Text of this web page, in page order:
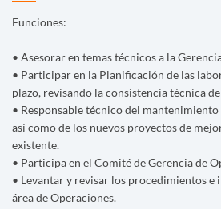
Funciones:
• Asesorar en temas técnicos a la
• Participar en la Planificación de las
plazo, revisando la consistencia técnica
• Responsable técnico del
así como de los nuevos proyectos de
existente.
• Participa en el Comité de Gerencia de
• Levantar y revisar los procedimientos e
área de Operaciones.